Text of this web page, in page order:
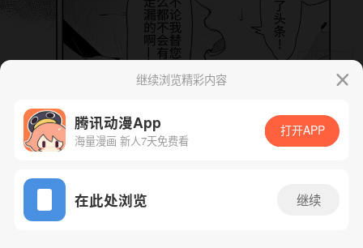
App免费看
下一话 腾漫App免费看
继续浏览精彩内容
腾讯动漫App
海量漫画 新人7天免费看
打开APP
在此处浏览 继续